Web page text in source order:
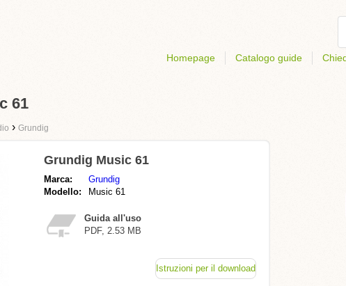
Homepage Catalogo guide
61
› Grundig
Grundig Music 61
Marca:
Grundig
Modello:
Music 61
Guida all'uso
PDF, 2.53 MB
Istruzioni per il download